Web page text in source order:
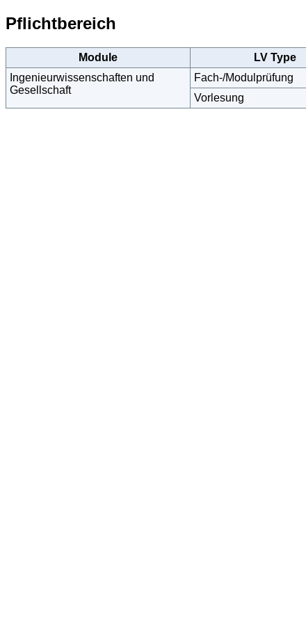
Pflichtbereich
Module LV Type
Ingenieurwissenschaften und
Gesellschaft
Fach-/Modulprüfung
Vorlesung